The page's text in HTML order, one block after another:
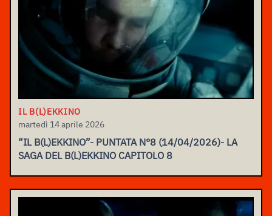
IL B(L)EKKINO
martedì 14 aprile 2026
“IL B(L)EKKINO”- PUNTATA N°8 (14/04/2026)- LA
SAGA DEL B(L)EKKINO CAPITOLO 8